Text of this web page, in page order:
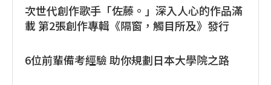
次世代創作歌手「佐藤。」深入人心的作品滿
載 第2張創作專輯《隔窗，觸目所及》發行
6位前輩備考經驗 助你規劃日本大學院之路